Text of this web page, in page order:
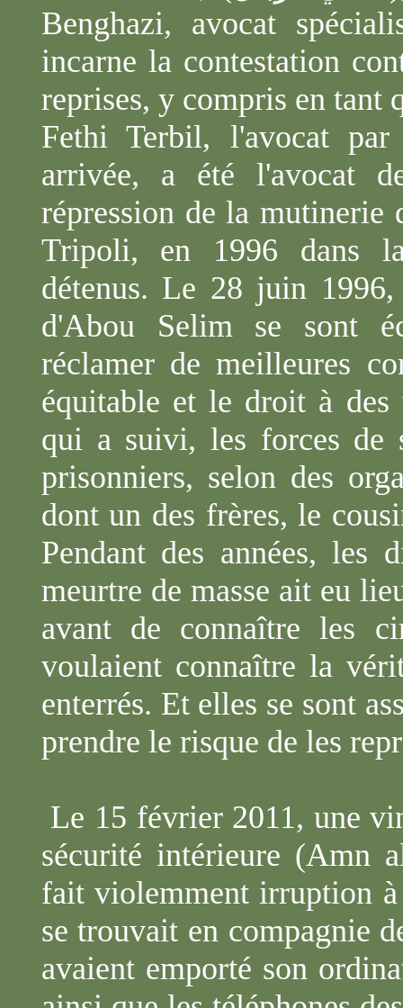
Benghazi, avocat
incarne la contestation
reprises, y compris en tant
Fethi Terbil, l'avocat
arrivée, a été l'avocat
répression de la
Tripoli, en 1996 dans
détenus. Le 28 juin
d'Abou Selim se sont
réclamer de meilleures
équitable et le droit à des
qui a suivi, les forces de
prisonniers, selon des
dont un des frères, le
Pendant des années, les
meurtre de masse ait eu
avant de connaître les
voulaient connaître la
enterrés. Et elles se sont
prendre le risque de les
Le 15 février 2011, une
sécurité intérieure (Amn
fait violemment irruption
se trouvait en compagnie
avaient emporté son